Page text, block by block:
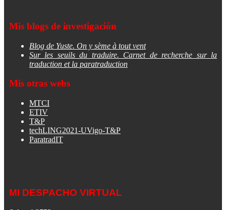
Mis blogs de investigación
Blog de Yuste. On y sème à tout vent
Sur les seuils du traduire. Carnet de recherche sur la
traduction et la paratraduction
Mis otras webs
MTCI
ETIV
T&P
techLING2021-UVigo-T&P
ParatradIT
MI DESPACHO VIRTUAL